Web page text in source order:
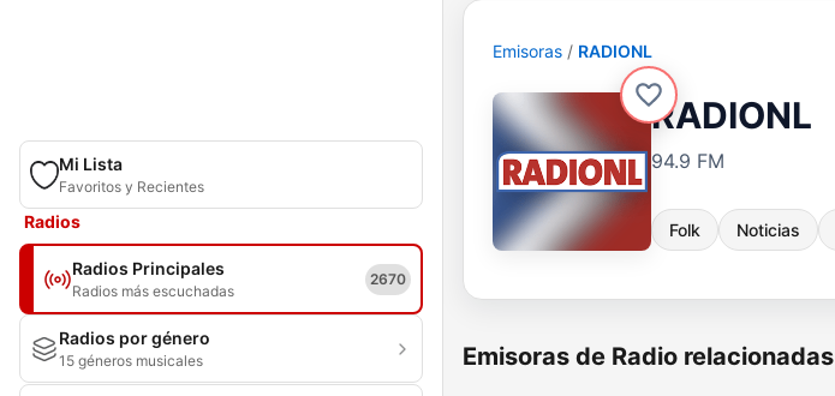
Mi Lista
Favoritos y Recientes
Radios
Radios Principales
Radios más escuchadas
2670
Radios por género
15 géneros musicales
Emisoras RADIONL
RADIONL
94.9 FM
Folk Noticias
Emisoras de Radio relacionadas